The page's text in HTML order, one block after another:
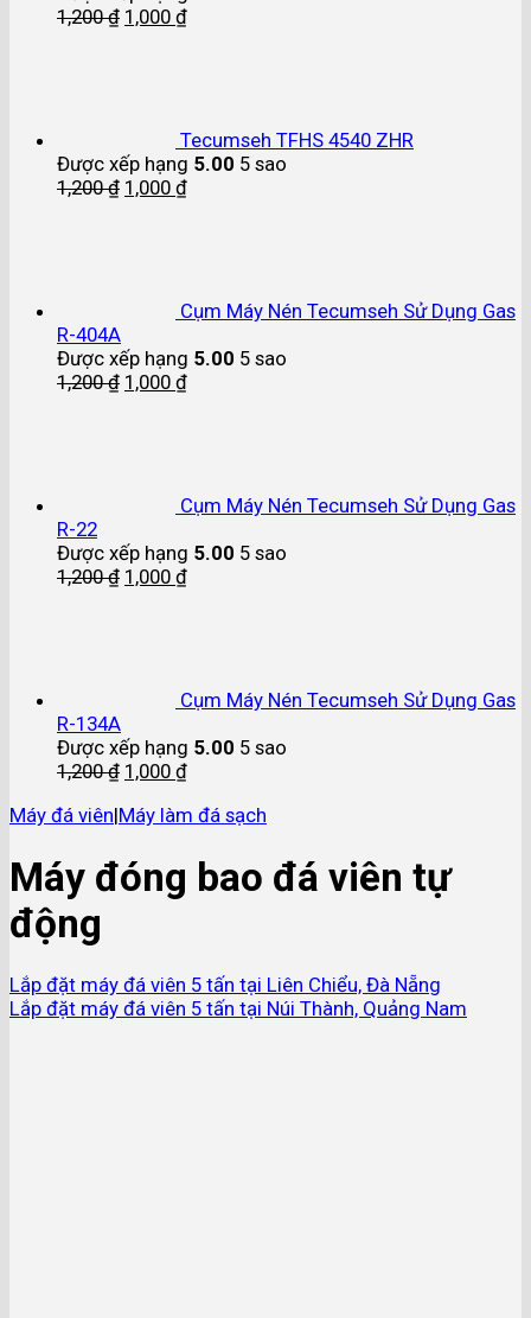
1,200₫ 1,000 ₫
Tecumseh TFHS 4540 ZHR
Được xếp hạng 5.00 5 sao
1,200₫ 1,000 ₫
Cụm Máy Nén Tecumseh Sử Dụng Gas
R-404A
Được xếp hạng 5.00 5 sao
1,200₫ 1,000 ₫
Cụm Máy Nén Tecumseh Sử Dụng Gas
R-22
Được xếp hạng 5.00 5 sao
1,200₫ 1,000 ₫
Cụm Máy Nén Tecumseh Sử Dụng Gas
R-134A
Được xếp hạng 5.00 5 sao
1,200₫ 1,000 ₫
Máy đá viên|Máy làm đá sạch
Máy đóng bao đá viên tự
động
Lắp đặt máy đá viên 5 tấn tại Liên Chiểu, Đà Nẵng
Lắp đặt máy đá viên 5 tấn tại Núi Thành, Quảng Nam